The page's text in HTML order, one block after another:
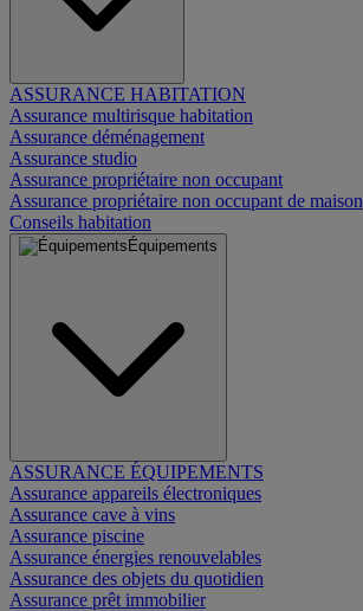
ASSURANCE HABITATION
Assurance multirisque habitation
Assurance déménagement
Assurance studio
Assurance propriétaire non occupant
Assurance propriétaire non occupant de maison
Conseils habitation
Équipements
ASSURANCE ÉQUIPEMENTS
Assurance appareils électroniques
Assurance cave à vins
Assurance piscine
Assurance énergies renouvelables
Assurance des objets du quotidien
Assurance prêt immobilier